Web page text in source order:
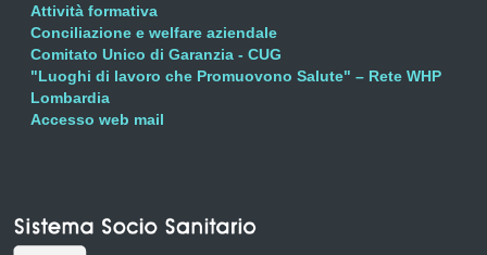
Attività formativa
Conciliazione e welfare aziendale
Comitato Unico di Garanzia - CUG
"Luoghi di lavoro che Promuovono Salute" – Rete WHP
Lombardia
Accesso web mail